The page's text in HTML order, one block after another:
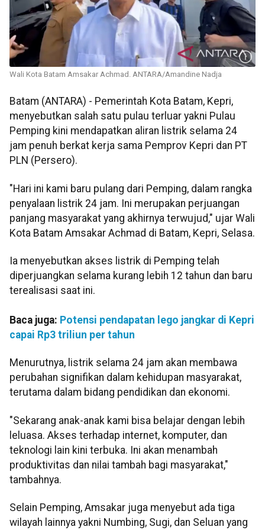
Wali Kota Batam Amsakar Achmad. ANTARA/Amandine Nadja
Batam (ANTARA) - Pemerintah Kota Batam, Kepri,
menyebutkan salah satu pulau terluar yakni Pulau
Pemping kini mendapatkan aliran listrik selama 24
jam penuh berkat kerja sama Pemprov Kepri dan PT
PLN (Persero).
"Hari ini kami baru pulang dari Pemping, dalam rangka
penyalaan listrik 24 jam. Ini merupakan perjuangan
panjang masyarakat yang akhirnya terwujud," ujar Wali
Kota Batam Amsakar Achmad di Batam, Kepri, Selasa.
Ia menyebutkan akses listrik di Pemping telah
diperjuangkan selama kurang lebih 12 tahun dan baru
terealisasi saat ini.
Baca juga: Potensi pendapatan lego jangkar di Kepri
capai Rp3 triliun per tahun
Menurutnya, listrik selama 24 jam akan membawa
perubahan signifikan dalam kehidupan masyarakat,
terutama dalam bidang pendidikan dan ekonomi.
"Sekarang anak-anak kami bisa belajar dengan lebih
leluasa. Akses terhadap internet, komputer, dan
teknologi lain kini terbuka. Ini akan menambah
produktivitas dan nilai tambah bagi masyarakat,"
tambahnya.
Selain Pemping, Amsakar juga menyebut ada tiga
wilayah lainnya yakni Numbing, Sugi, dan Seluan yang